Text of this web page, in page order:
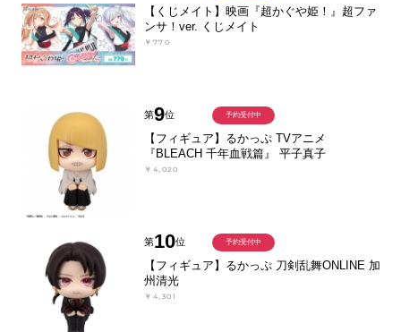
【くじメイト】映画『超かぐや姫！』超ファ
ンサ！ver. くじメイト
￥770
第9位
【フィギュア】るかっぷ TVアニメ
『BLEACH 千年血戦篇』 平子真子
￥4,020
予約受付中
第10位
【フィギュア】るかっぷ 刀剣乱舞ONLINE 加
州清光
￥4,301
予約受付中